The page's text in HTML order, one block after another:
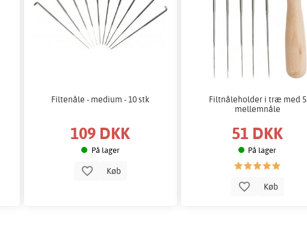
Filtenåle - medium - 10 stk
109 DKK
På lager
Køb
Filtnåleholder i træ med 5
mellemnåle
51 DKK
På lager
Køb